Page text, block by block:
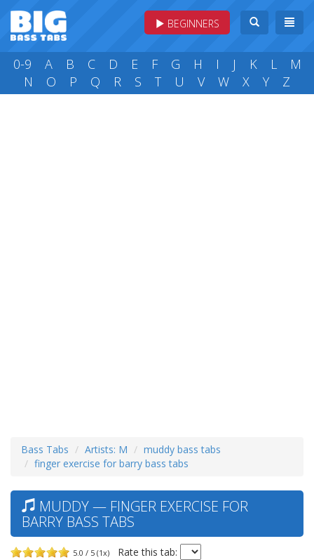
BEGINNERS
0-9 A B C D E F G H I J K L
M
N
O P Q R S T U V W X Y Z
Bass Tabs Artists: M
muddy bass tabs
finger exercise for barry bass tabs
MUDDY — FINGER EXERCISE FOR
BARRY BASS TABS
5.0 / 5 (1x) Rate this tab: